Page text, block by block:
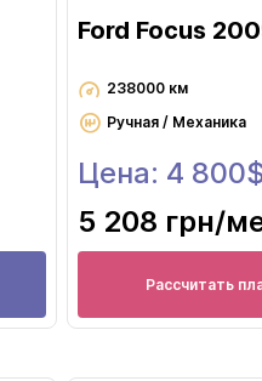
Черновцы
Ford Focus
238000 км
Ручная / Механика
Цена: 4
5 208 грн/
Рассчитать